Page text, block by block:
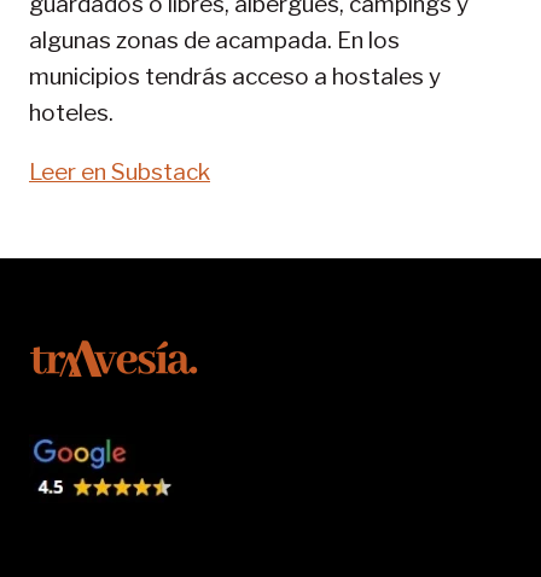
algunas zonas de acampada. En los
municipios tendrás acceso a hostales y
hoteles.
Leer en Substack